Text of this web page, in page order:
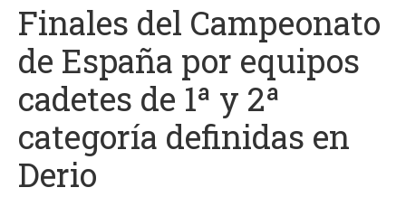
Finales del Campeonato
de España por equipos
cadetes de 1ª y 2ª
categoría definidas en
Derio